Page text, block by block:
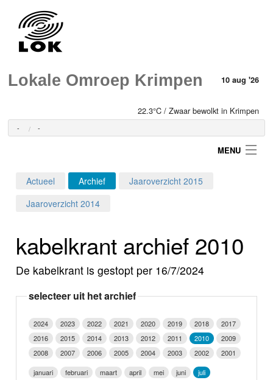
Lokale Omroep Krimpen 10 aug '26
22.3°C / Zwaar bewolkt in Krimpen
- -
MENU
Programma's
Video
Webcam
Actueel Archief
Jaaroverzicht 2015
Jaaroverzicht 2014
kabelkrant archief 2010
De kabelkrant is gestopt per 16/7/2024
selecteer uit het archief
2024 2023 2022 2021 2020 2019 2018
2017
2016
2015 2014 2013 2012 2011 2010
2009
2008
2007 2006 2005 2004 2003 2002
2001
januari
februari maart april mei juni
juli